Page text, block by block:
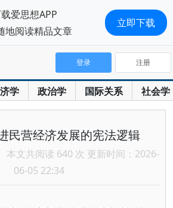
学 政治学 国际关系 社会学
登录 注册
民营经济发展的宪法逻辑
本文共阅读 640 次 更新时间：2026-
06-05 22:34
爱思想APP
地阅读精品文章
立即下载